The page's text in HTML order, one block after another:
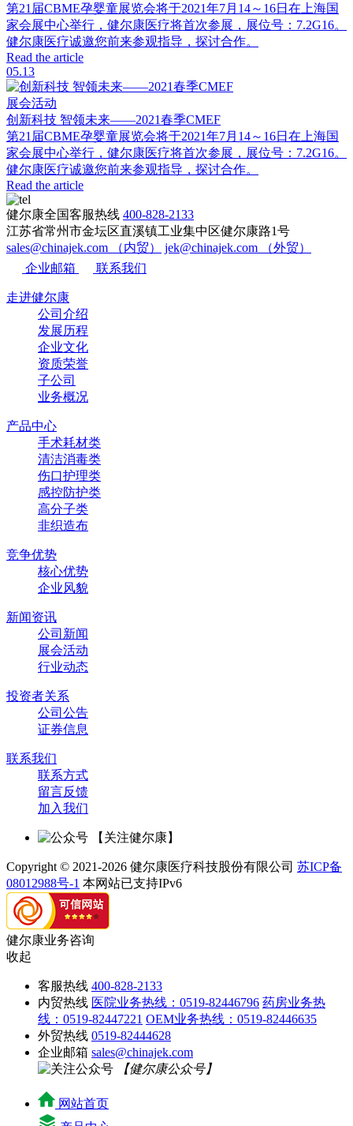
第21届CBME孕婴童展览会将于2021年7月14～16日在上海国
家会展中心举行，健尔康医疗将首次参展，展位号：7.2G16。
健尔康医疗诚邀您前来参观指导，探讨合作。
Read the article
05.13
展会活动
创新科技 智领未来——2021春季CMEF
第21届CBME孕婴童展览会将于2021年7月14～16日在上海国
家会展中心举行，健尔康医疗将首次参展，展位号：7.2G16。
健尔康医疗诚邀您前来参观指导，探讨合作。
Read the article
健尔康全国客服热线 400-828-2133
江苏省常州市金坛区直溪镇工业集中区健尔康路1号
sales@chinajek.com （内贸）
jek@chinajek.com （外贸）
企业邮箱
联系我们
走进健尔康
公司介绍
发展历程
企业文化
资质荣誉
子公司
业务概况
产品中心
手术耗材类
清洁消毒类
伤口护理类
感控防护类
高分子类
非织造布
竞争优势
核心优势
企业风貌
新闻资讯
公司新闻
展会活动
行业动态
投资者关系
公司公告
证券信息
联系我们
联系方式
留言反馈
加入我们
【关注健尔康】
Copyright © 2021-2026 健尔康医疗科技股份有限公司 苏ICP备
08012988号-1 本网站已支持IPv6
健尔康业务咨询
收起
客服热线 400-828-2133
内贸热线 医院业务热线：0519-82446796 药房业务热
线：0519-82447221 OEM业务热线：0519-82446635
外贸热线 0519-82444628
企业邮箱 sales@chinajek.com
【健尔康公众号】
网站首页